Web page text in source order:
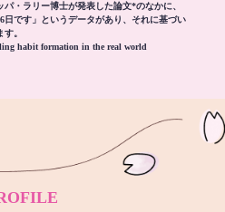
・ラリー博士が発表した論文*のなかに、
日です」というデータがあり、それに基づい
。
habit formation in the real world